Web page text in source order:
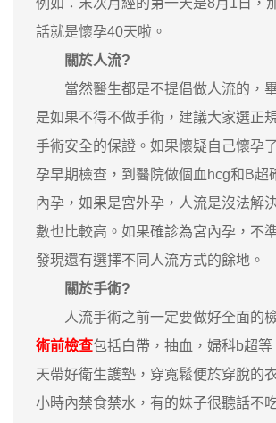
例如：末次月經的第一天是8月1日，
話就是懷孕40天啦。
關於人流?
當然醫生都是不提倡做人流的，畢
是如果不得不做手術，建議大家選正
手術安全的保證。如果懷疑自己懷孕
孕早期檢查，到醫院做個血hcg和B超
內孕，如果是宮外孕，人流是沒法解
數也比較高。如果確診為宮內孕，不
發現還有選擇不同人流方式的餘地。
關於手術?
人流手術之前一定要做好全面的
術前檢查包括白帶，抽血，婦科b超
天帶好衛生護墊，穿寬鬆便於穿脫的
小時內禁食禁水，有的妹子很聽話不